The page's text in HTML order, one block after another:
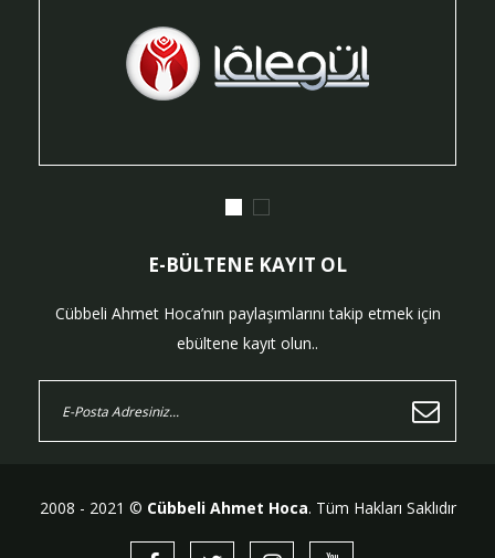
E-BÜLTENE KAYIT OL
Cübbeli Ahmet Hoca’nın paylaşımlarını takip etmek için
ebültene kayıt olun..
2008 - 2021 © Cübbeli Ahmet Hoca. Tüm Hakları Saklıdır